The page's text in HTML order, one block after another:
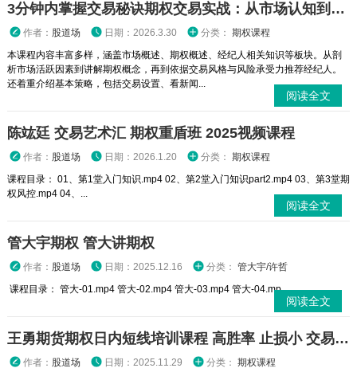
3分钟内掌握交易秘诀期权交易实战：从市场认知到策略执行全攻略
作者： 股道场 日期：2026.3.30 分类： 期权课程
本课程内容丰富多样，涵盖市场概述、期权概述、经纪人相关知识等板块。从剖
析市场活跃因素到讲解期权概念，再到依据交易风格与风险承受力推荐经纪人。
还着重介绍基本策略，包括交易设置、看新闻...
阅读全文
陈竑廷 交易艺术汇 期权重盾班 2025视频课程
作者： 股道场 日期：2026.1.20 分类： 期权课程
课程目录： 01、第1堂入门知识.mp4 02、第2堂入门知识part2.mp4 03、第3堂期
权风控.mp4 04、...
阅读全文
管大宇期权 管大讲期权
作者： 股道场 日期：2025.12.16 分类： 管大宇/许哲
课程目录： 管大-01.mp4 管大-02.mp4 管大-03.mp4 管大-04.mp...
阅读全文
王勇期货期权日内短线培训课程 高胜率 止损小 交易高手
作者： 股道场 日期：2025.11.29 分类： 期权课程